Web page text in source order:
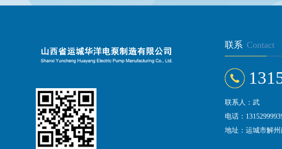
联系 Contact
联系人：武
电话：
地址：运城市解